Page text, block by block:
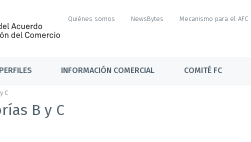
Quiénes somos NewsBytes Mecanismo para el AFC
PERFILES INFORMACIÓN COMERCIAL COMITÉ FC
C
B y C